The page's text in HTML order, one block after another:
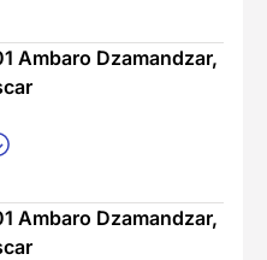
Ambaro Dzamandzar,
Ambaro Dzamandzar,